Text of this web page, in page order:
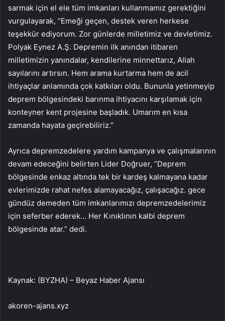
sarmak için el ele tüm imkanları kullanmamız gerektiğini
vurgulayarak, “Emeği geçen, destek veren herkese
teşekkür ediyorum. Zor günlerde milletimiz ve devletimiz.
Polyak Eynez A.Ş. Depremin ilk anından itibaren
milletimizin yanındalar, kendilerine minnettarız, Allah
sayılarını artırsın. Hem arama kurtarma hem de acil
ihtiyaçlar anlamında çok katkıları oldu. Bununla yetinmeyip
deprem bölgesindeki barınma ihtiyacını karşılamak için
konteyner kent projesine başladık. Umarım en kısa
zamanda hayata geçirebiliriz.”
Ayrıca depremzedelere yardım kampanya ve çalışmalarının
devam edeceğini belirten Lider Doğruer, “Deprem
bölgesinde enkaz altında tek bir kardeş kalmayana kadar
evlerimizde rahat nefes alamayacağız, çalışacağız. gece
gündüz demeden tüm imkanlarımızı depremzedelerimiz
için seferber ederek… Her Kınıklının kalbi deprem
bölgesinde atar.” dedi.
Kaynak: (BYZHA) – Beyaz Haber Ajansı
akoren-ajans.xyz